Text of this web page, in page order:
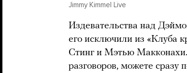
Jimmy Kimmel Live
Издевательства над
его исключили из «Клуба
Стинг и Мэтью Макконахи.
разговоров, можете сразу